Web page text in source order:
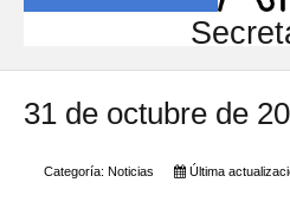
INVESTIGACIÓN
INTERNACIONAL
Directorio FCCE
31 de octubre de
Categoría: Noticias Última